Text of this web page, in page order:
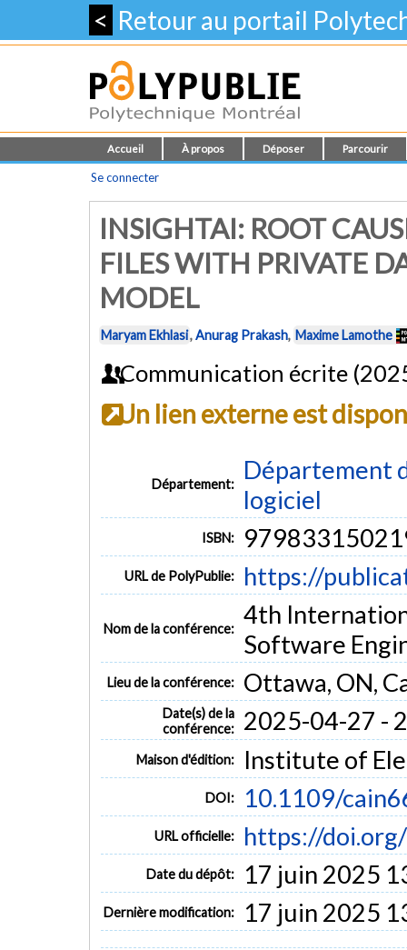
< Retour au portail
Accueil À propos Déposer Parcourir
Se connecter
INSIGHTAI: ROOT
FILES WITH PRIVATE
MODEL
Maryam Ekhlasi,Anurag Prakash, Maxime Lamothe
Communication écrite
Un lien externe est
Département:
Département
logiciel
ISBN:
URL de PolyPublie: https://
Nom de la conférence: 4th
Software
Lieu de la conférence: Ottawa, ON,
Date(s) de la
conférence:
2025-04-27 -
Maison d'édition: Institute of
DOI: 10.1109/
URL officielle: https://
Date du dépôt: 17 juin 2025
Dernière modification: 17 juin 2025